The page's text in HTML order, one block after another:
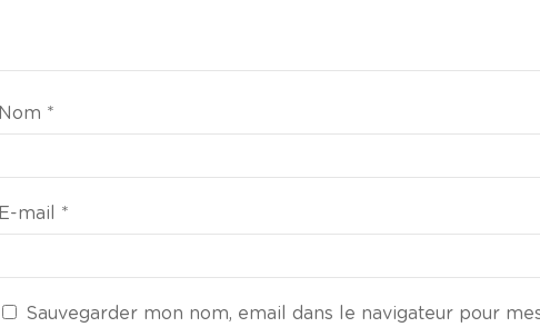
Nom *
E-mail *
Sauvegarder mon nom, email dans le navigateur pour